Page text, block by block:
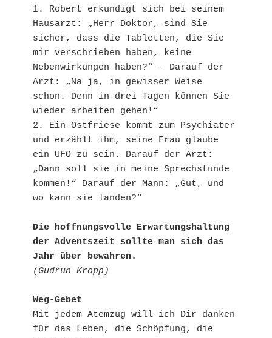
1. Robert erkundigt sich bei seinem
Hausarzt: „Herr Doktor, sind Sie
sicher, dass die Tabletten, die Sie
mir verschrieben haben, keine
Nebenwirkungen haben?“ – Darauf der
Arzt: „Na ja, in gewisser Weise
schon. Denn in drei Tagen können Sie
wieder arbeiten gehen!“
2. Ein Ostfriese kommt zum Psychiater
und erzählt ihm, seine Frau glaube
ein UFO zu sein. Darauf der Arzt:
„Dann soll sie in meine Sprechstunde
kommen!“ Darauf der Mann: „Gut, und
wo kann sie landen?“
Die hoffnungsvolle Erwartungshaltung
der Adventszeit sollte man sich das
Jahr über bewahren.
(Gudrun Kropp)
Weg-Gebet
Mit jedem Atemzug will ich Dir danken
für das Leben, die Schöpfung, die